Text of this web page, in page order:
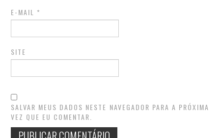
E-MAIL *
SITE
SALVAR MEUS DADOS NESTE NAVEGADOR PARA A PRÓXIMA
VEZ QUE EU COMENTAR.